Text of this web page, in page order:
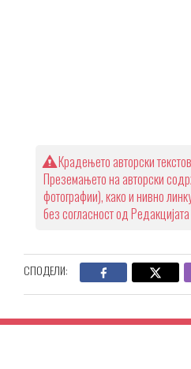
Крадењето авторски
Преземањето на авторски
фотографии), како и нивно
без согласност од
СПОДЕЛИ: